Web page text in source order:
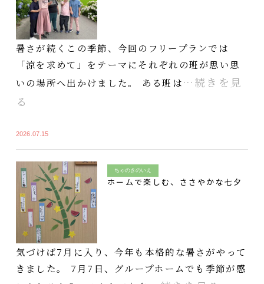
暑さが続くこの季節、今回のフリープランでは
「涼を求めて」をテーマにそれぞれの班が思い思
いの場所へ出かけました。 ある班は…続きを見
る
2026.07.15
ちゃのきのいえ
ホームで楽しむ、ささやかな七夕
気づけば7月に入り、今年も本格的な暑さがやって
きました。 7月7日、グループホームでも季節が感